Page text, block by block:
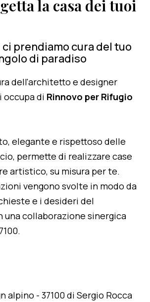
la casa dei tuoi
ci prendiamo cura del tuo
di paradiso
dell'architetto e designer
occupa di Rinnovo per Rifugio
elegante e rispettoso delle
permette di realizzare case
artistico, su misura per te.
vengono svolte in modo da
e i desideri del
una collaborazione sinergica